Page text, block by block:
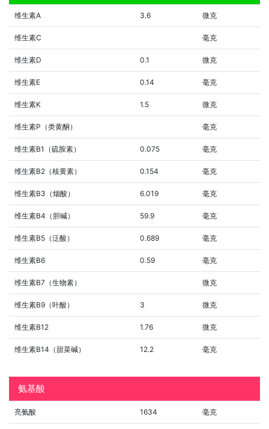
维生素A 3.6 微克
维生素C 毫克
维生素D 0.1 微克
维生素E 0.14 毫克
维生素K 1.5 微克
维生素P（类黄酮） 毫克
维生素B1（硫胺素） 0.075 毫克
维生素B2（核黄素） 0.154 毫克
维生素B3（烟酸） 6.019 毫克
维生素B4（胆碱） 59.9 毫克
维生素B5（泛酸） 0.689 毫克
维生素B6 0.59 毫克
维生素B7（生物素） 微克
维生素B9（叶酸） 3 微克
维生素B12 1.76 微克
维生素B14（甜菜碱） 12.2 毫克
氨基酸
亮氨酸 1634 毫克